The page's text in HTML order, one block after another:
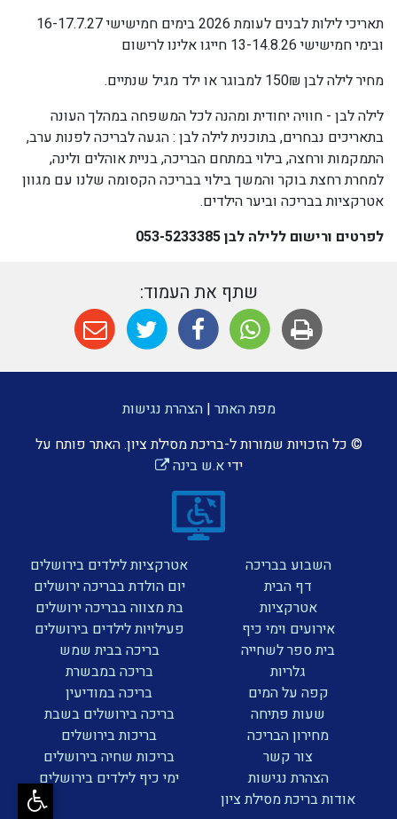
תאריכי לילות לבנים לעומת 2026 בימים חמישישי 16-17.7.27
ובימי חמישישי 13-14.8.26 חייגו אלינו לרישום
מחיר לילה לבן 150₪ למבוגר או ילד מגיל שנתיים.
לילה לבן - חוויה יחודית ומהנה לכל המשפחה במהלך העונה
בתאריכים נבחרים, בתוכנית לילה לבן : הגעה לבריכה לפנות ערב,
התמקמות ורחצה, בילוי במתחם הבריכה, בניית אוהלים ולינה,
למחרת רחצת בוקר והמשך בילוי בבריכה הקסומה שלנו עם מגוון
אטרקציות בבריכה וביער הילדים.
לפרטים ורישום ללילה לבן 053-5233385
שתף את העמוד:
מפת האתר |הצהרת נגישות
© כל הזכויות שמורות ל-בריכת מסילת ציון. האתר פותח על
ידיא.ש בינה
השבוע בבריכה
דף הבית
אטרקציות
אירועים וימי כיף
בית ספר לשחייה
גלריות
קפה על המים
שעות פתיחה
מחירון הבריכה
צור קשר
הצהרת נגישות
אודות בריכת מסילת ציון
אטרקציות לילדים בירושלים
יום הולדת בבריכה ירושלים
בת מצווה בבריכה ירושלים
פעילויות לילדים בירושלים
בריכה בבית שמש
בריכה במבשרת
בריכה במודיעין
בריכה בירושלים בשבת
בריכות בירושלים
בריכות שחיה בירושלים
ימי כיף לילדים בירושלים